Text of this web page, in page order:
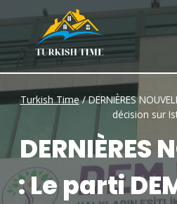
content
Turkish Time/DERNIÈRES
décision sur
DERNIÈRES
: Le parti